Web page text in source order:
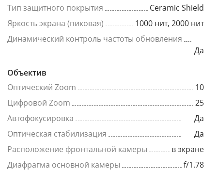
Тип защитного покрытия
Ceramic Shield
Яркость экрана (пиковая)
1000 нит, 2000 нит
Динамический контроль частоты обновления
Да
Объектив
Оптический Zoom
10
Цифровой Zoom
25
Автофокусировка
Да
Оптическая стабилизация
Да
Расположение фронтальной камеры
в экране
Диафрагма основной камеры
f/1.78